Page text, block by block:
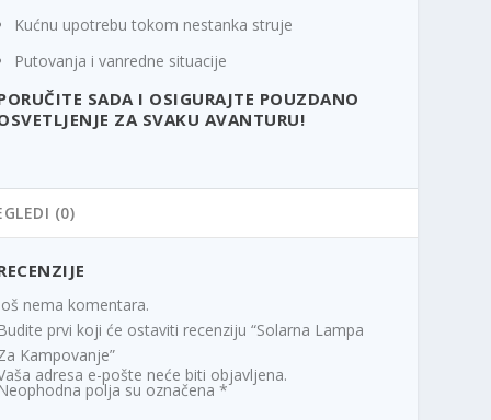
Kućnu upotrebu tokom nestanka struje
Putovanja i vanredne situacije
SADA I OSIGURAJTE POUZDANO
ZA SVAKU AVANTURU!
(0)
nema komentara.
prvi koji će ostaviti recenziju “Solarna Lampa
Kampovanje”
adresa e-pošte neće biti objavljena.
polja su označena*